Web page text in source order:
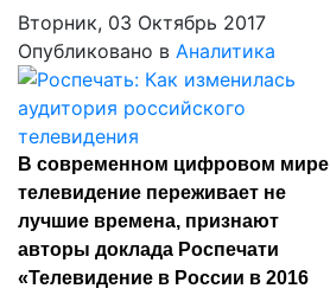
Вторник, 03 Октябрь 2017
Опубликовано в Аналитика
В современном цифровом мире
телевидение переживает не
лучшие времена, признают
авторы доклада Роспечати
«Телевидение в России в 2016